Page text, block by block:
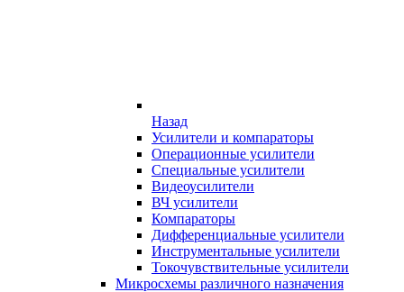
Назад
Усилители и компараторы
Операционные усилители
Специальные усилители
Видеоусилители
ВЧ усилители
Компараторы
Дифференциальные усилители
Инструментальные усилители
Токочувствительные усилители
Микросхемы различного назначения